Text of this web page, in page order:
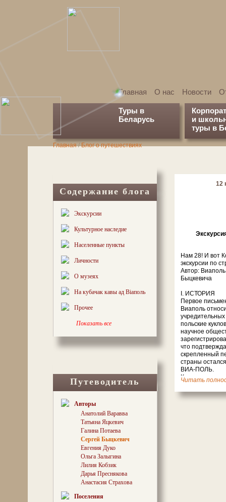
Главная О нас Новости
Туры в
Беларусь
и
туры в
Главная/Блог о путешествиях
Содержание блога
Экскурсии
Культурное наследие
Населенные пункты
Личности
О музеях
На кубачак кавы ад Віаполь
Прочее
Показать все
Путеводитель
Авторы
Анатолий Варавва
Татьяна Яцкевич
Галина Потаева
Сергей Быцкевич
Евгения Дуко
Ольга Залыгина
Лилия Кобзик
Дарья Преснякова
Анастасия Страхова
Поселения
12
Нам 28! И вот
экскурсии по
Автор:
Быцкевича
I. ИСТОРИЯ
Первое
Виаполь
польские
научное
что
скрепленный
страны
ВИА-ПОЛЬ.
Кто знает,
II.
читать